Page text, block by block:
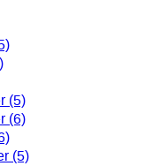
(5)
(6)
(5)